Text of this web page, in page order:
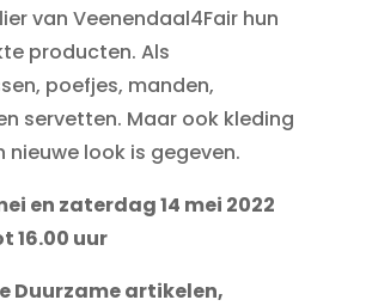
van Veenendaal4Fair hun
producten. Als
poefjes, manden,
servetten. Maar ook kleding
nieuwe look is gegeven.
en zaterdag 14 mei 2022
16.00 uur
Duurzame artikelen,